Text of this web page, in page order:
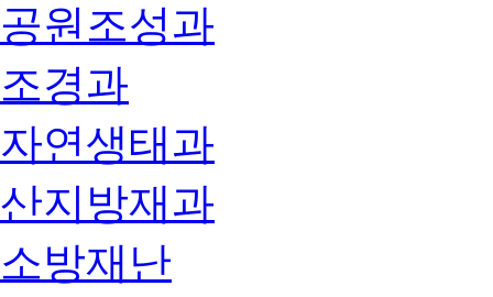
공원조성과
조경과
자연생태과
산지방재과
소방재난